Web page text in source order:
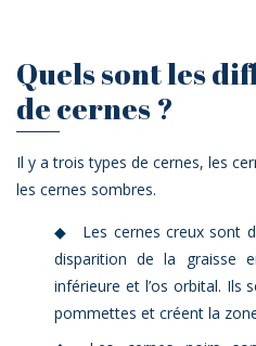
Quels sont les
de cernes ?
Il y a trois types de cernes, les
les cernes sombres.
Les cernes creux sont
disparition de la graisse
inférieure et l’os orbital. Ils
pommettes et créent la